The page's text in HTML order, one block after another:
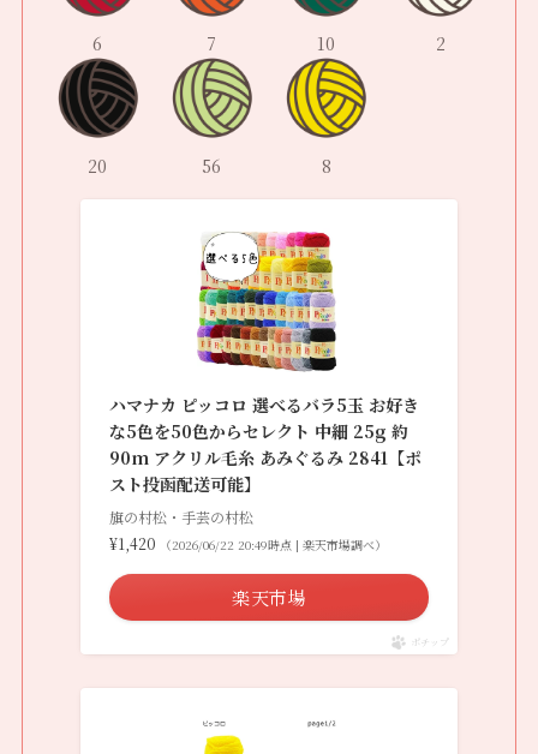
6 7 10 2
20 56 8
ハマナカ ピッコロ 選べるバラ5玉 お好き
な5色を50色からセレクト 中細 25g 約
90m アクリル毛糸 あみぐるみ 2841【ポ
スト投函配送可能】
旗の村松・手芸の村松
¥1,420
（2026/06/22 20:49時点 | 楽天市場調べ）
楽天市場
ポチップ